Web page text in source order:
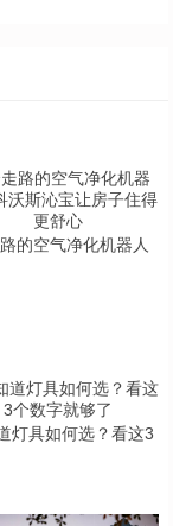
的空气净化机器人
灯具如何选？看这3